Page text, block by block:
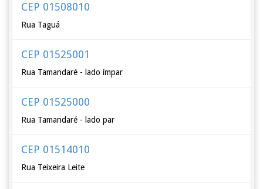
CEP 01508010
Rua Taguá
CEP 01525001
Rua Tamandaré - lado ímpar
CEP 01525000
Rua Tamandaré - lado par
CEP 01514010
Rua Teixeira Leite